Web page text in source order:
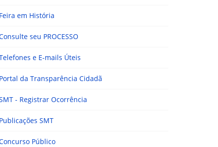
em História
seu PROCESSO
e E-mails Úteis
da Transparência Cidadã
- Registrar Ocorrência
SMT
Público